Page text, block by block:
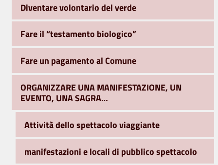
Diventare volontario del verde
Fare il “testamento biologico”
Fare un pagamento al Comune
ORGANIZZARE UNA MANIFESTAZIONE, UN
EVENTO, UNA SAGRA…
Attività dello spettacolo viaggiante
manifestazioni e locali di pubblico spettacolo